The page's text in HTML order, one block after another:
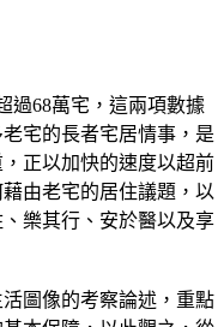
過68萬宅，這兩項數據
宅的長者宅居情事，是
正以加快的速度以超前
由老宅的居住議題，以
樂其行、安於醫以及享
圖像的考察論述，重點